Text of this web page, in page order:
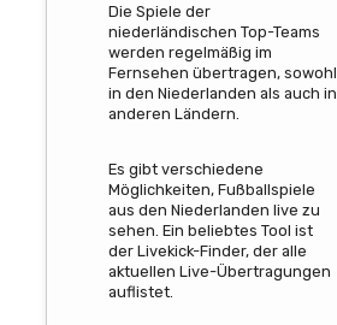
Die Spiele der
niederländischen Top-Teams
werden regelmäßig im
Fernsehen übertragen, sowohl
in den Niederlanden als auch in
anderen Ländern.
Es gibt verschiedene
Möglichkeiten, Fußballspiele
aus den Niederlanden live zu
sehen. Ein beliebtes Tool ist
der Livekick-Finder, der alle
aktuellen Live-Übertragungen
auflistet.